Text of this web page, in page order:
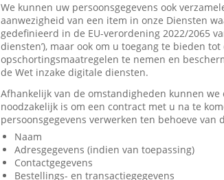
We kunnen uw persoonsgegevens ook
aanwezigheid van een item in onze Diensten
gedefinieerd in de EU-verordening 2022/2065
diensten’), maar ook om u toegang te bieden
opschortingsmaatregelen te nemen en
de Wet inzake digitale diensten.
Afhankelijk van de omstandigheden kunnen
noodzakelijk is om een contract met u na te
persoonsgegevens verwerken ten behoeve van
Naam
Adresgegevens (indien van toepassing)
Contactgegevens
Bestellings- en transactiegegevens